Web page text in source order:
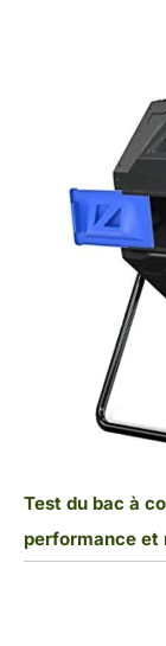
Test du bac à
performance et